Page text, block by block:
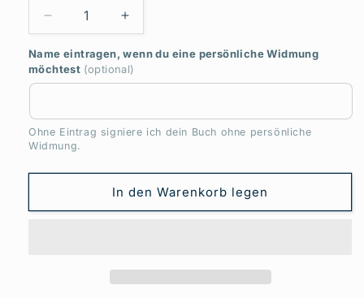
Verringere
die
Menge
für
wertvoll
Schürze
Erhöhe
die
Menge
für
wertvoll
Name eintragen, wenn du eine persönliche Widmung
möchtest (optional)
Ohne Eintrag signiere ich dein Buch ohne persönliche
Widmung.
In den Warenkorb legen